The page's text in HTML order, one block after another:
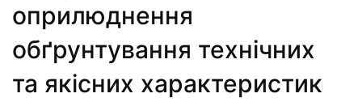
оприлюднення
обґрунтування технічних
та якісних характеристик